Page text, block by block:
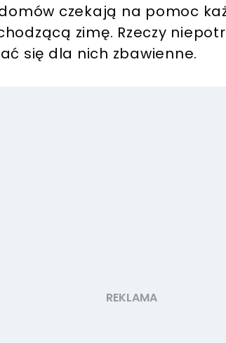
czekają na pomoc
zimę. Rzeczy
się dla nich zbawienne.